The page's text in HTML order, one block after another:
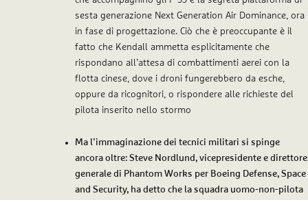
sesta generazione Next Generation Air Dominance, ora
in fase di progettazione. Ciò che è preoccupante è il
fatto che Kendall ammetta esplicitamente che
rispondano all’attesa di combattimenti aerei con la
flotta cinese, dove i droni fungerebbero da esche,
oppure da ricognitori, o rispondere alle richieste del
pilota inserito nello stormo
Ma l’immaginazione dei tecnici militari si spinge
ancora oltre: Steve Nordlund, vicepresidente e direttore
generale di Phantom Works per Boeing Defense, Space
and Security, ha detto che la squadra uomo-non-pilota